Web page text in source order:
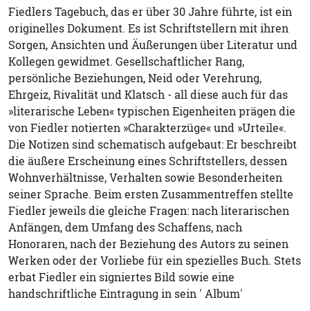
Fiedlers Tagebuch, das er über 30 Jahre führte, ist ein
originelles Dokument. Es ist Schriftstellern mit ihren
Sorgen, Ansichten und Äußerungen über Literatur und
Kollegen gewidmet. Gesellschaftlicher Rang,
persönliche Beziehungen, Neid oder Verehrung,
Ehrgeiz, Rivalität und Klatsch - all diese auch für das
»literarische Leben« typischen Eigenheiten prägen die
von Fiedler notierten »Charakterzüge« und »Urteile«.
Die Notizen sind schematisch aufgebaut: Er beschreibt
die äußere Erscheinung eines Schriftstellers, dessen
Wohnverhältnisse, Verhalten sowie Besonderheiten
seiner Sprache. Beim ersten Zusammentreffen stellte
Fiedler jeweils die gleiche Fragen: nach literarischen
Anfängen, dem Umfang des Schaffens, nach
Honoraren, nach der Beziehung des Autors zu seinen
Werken oder der Vorliebe für ein spezielles Buch. Stets
erbat Fiedler ein signiertes Bild sowie eine
handschriftliche Eintragung in sein ' Album'